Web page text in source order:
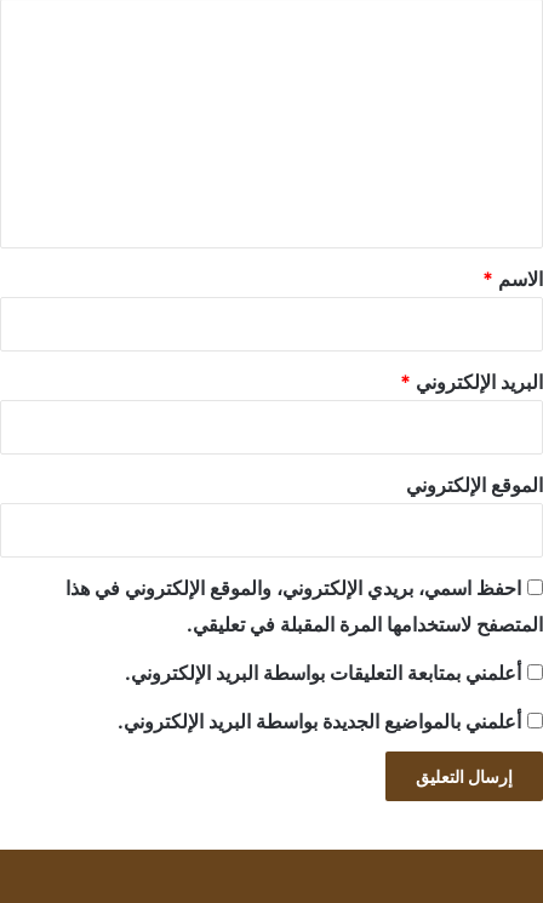
*
الاسم *
البريد الإلكتروني *
الموقع الإلكتروني
احفظ اسمي، بريدي الإلكتروني، والموقع الإلكتروني في هذا
المتصفح لاستخدامها المرة المقبلة في تعليقي.
أعلمني بمتابعة التعليقات بواسطة البريد الإلكتروني.
أعلمني بالمواضيع الجديدة بواسطة البريد الإلكتروني.